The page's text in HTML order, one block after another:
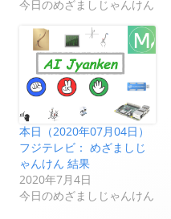
今日のめざましじゃんけん
本日（2020年07月04日）
フジテレビ： めざましじ
ゃんけん 結果
2020年7月4日
今日のめざましじゃんけん